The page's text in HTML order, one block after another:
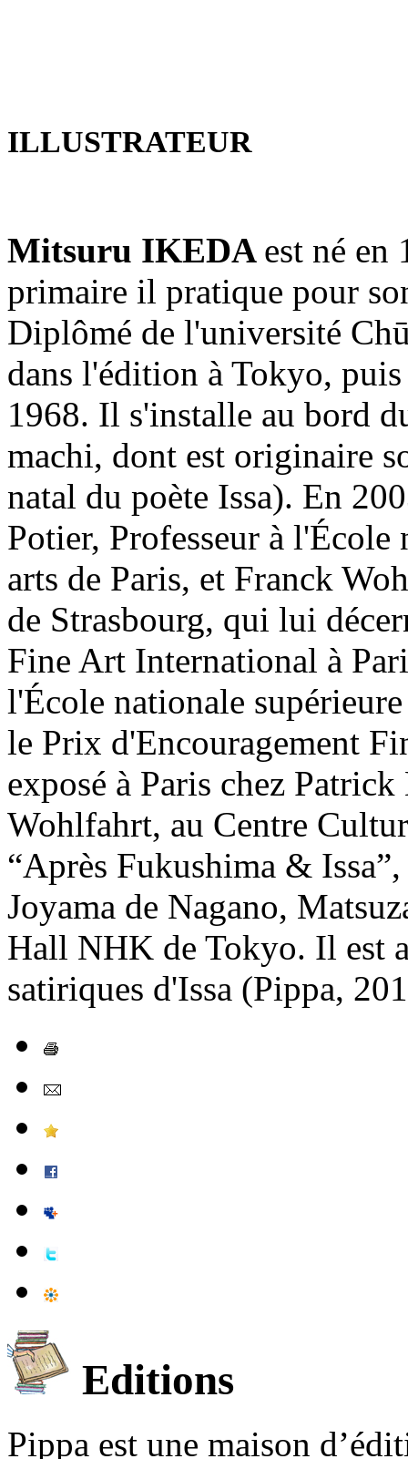
ILLUSTRATEUR
Mitsuru IKEDA est né en
primaire il pratique pour
Diplômé de l'université
dans l'édition à Tokyo,
1968. Il s'installe au bord
machi, dont est originaire
natal du poète Issa). En
Potier, Professeur à l'École
arts de Paris, et Franck
de Strasbourg, qui lui
Fine Art International à
l'École nationale
le Prix d'Encouragement
exposé à Paris chez
Wohlfahrt, au Centre
“Après Fukushima &
Joyama de Nagano,
Hall NHK de Tokyo. Il est
satiriques d'Issa (Pippa,
Editions
Pippa est une maison